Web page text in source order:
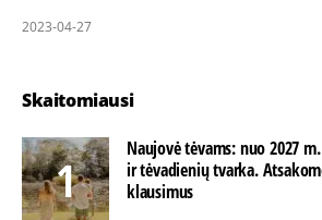
2023-04-27
Skaitomiausi
Naujovė tėvams: nuo 2027
ir tėvadienių tvarka.
klausimus